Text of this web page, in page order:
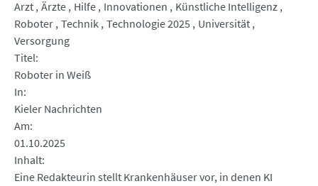
Arzt Ärzte Hilfe Innovationen
Künstliche Intelligenz
Roboter Technik Technologie 2025
Universität
Versorgung
Titel
Roboter in Weiß
In
Kieler Nachrichten
Am
01.10.2025
Inhalt
Eine Redakteurin stellt Krankenhäuser vor, in denen KI